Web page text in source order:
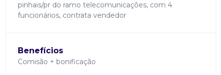
pinhais/pr do ramo telecomunicações, com 4
funcionários, contrata vendedor
Benefícios
Comisão + bonificação